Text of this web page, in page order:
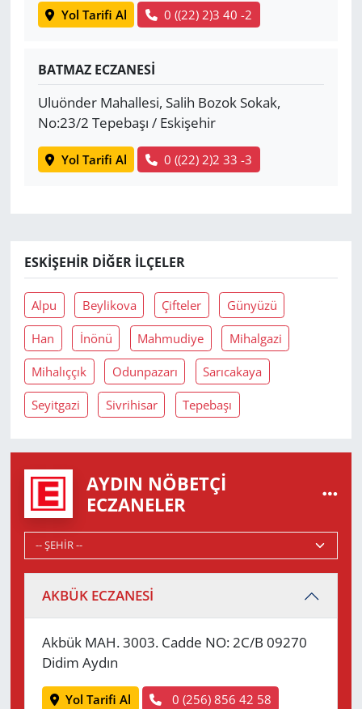
Yol Tarifi Al 0 ((22) 2)3 40 -2
BATMAZ ECZANESİ
Uluönder Mahallesi, Salih Bozok Sokak,
No:23/2 Tepebaşı / Eskişehir
Yol Tarifi Al 0 ((22) 2)2 33 -3
ESKIŞEHIR DIĞER İLÇELER
Alpu Beylikova Çifteler Günyüzü
Han İnönü Mahmudiye Mihalgazi
Mihalıççık Odunpazarı Sarıcakaya
Seyitgazi Sivrihisar Tepebaşı
AYDIN NÖBETÇI
ECZANELER
AKBÜK ECZANESİ
Akbük MAH. 3003. Cadde NO: 2C/B 09270
Didim Aydın
Yol Tarifi Al 0 (256) 856 42 58